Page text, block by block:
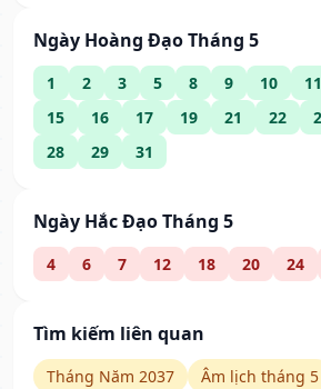
Ngày Hoàng Đạo Tháng 5
1 2 3 5 8 9 10 11
15
16 17 19 21 22
28
29 31
Ngày Hắc Đạo Tháng 5
4 6 7 12 18 20 24
Tìm kiếm liên quan
Tháng Năm 2037
Âm lịch tháng 5